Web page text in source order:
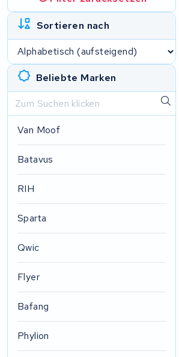
Sortieren nach
Beliebte Marken
Van Moof
Batavus
RIH
Sparta
Qwic
Flyer
Bafang
Phylion
passende Lösung 2 Jahre Garantie